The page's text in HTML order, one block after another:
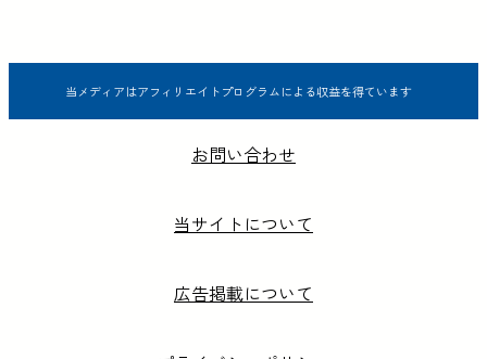
当メディアはアフィリエイトプログラムによる収益を得ています
お問い合わせ
当サイトについて
広告掲載について